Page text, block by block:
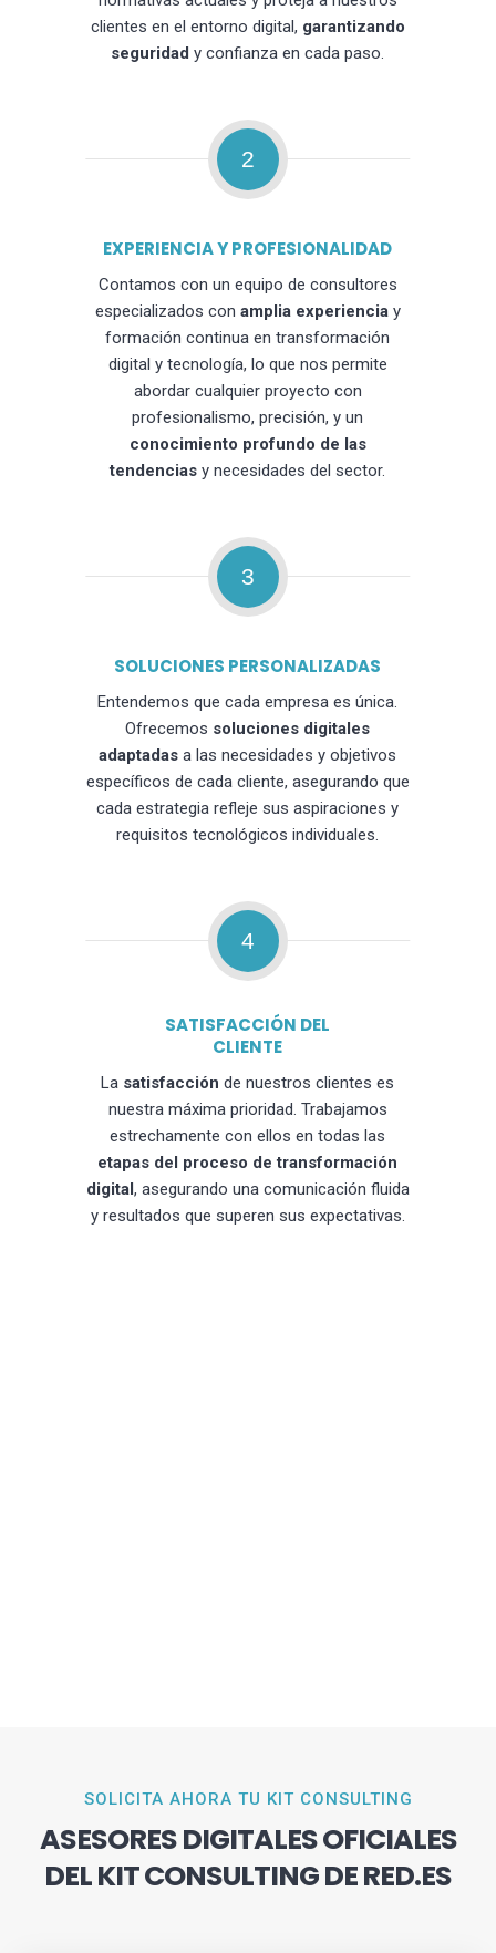
clientes en el entorno digital, garantizando
seguridad y confianza en cada paso.
2
EXPERIENCIA Y PROFESIONALIDAD
Contamos con un equipo de consultores
especializados con amplia experienciay
formación continua en transformación
digital y tecnología, lo que nos permite
abordar cualquier proyecto con
profesionalismo, precisión, y un
conocimiento profundo de las
tendencias y necesidades del sector.
3
SOLUCIONES PERSONALIZADAS
Entendemos que cada empresa es única.
Ofrecemos soluciones digitales
adaptadas a las necesidades y objetivos
específicos de cada cliente, asegurando que
cada estrategia refleje sus aspiraciones y
requisitos tecnológicos individuales.
4
SATISFACCIÓN DEL
CLIENTE
La satisfacción de nuestros clientes es
nuestra máxima prioridad. Trabajamos
estrechamente con ellos en todas las
etapas del proceso de transformación
digital, asegurando una comunicación fluida
y resultados que superen sus expectativas.
SOLICITA AHORA TU KIT CONSULTING
ASESORES DIGITALES OFICIALES
DEL KIT CONSULTING DE RED.ES